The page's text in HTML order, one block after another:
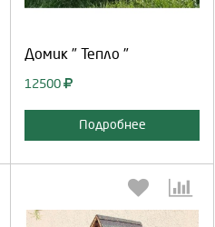
Домик " Тепло "
12500
Подробнее